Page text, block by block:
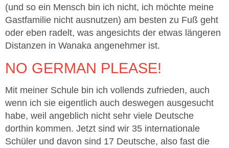
(und so ein Mensch bin ich nicht, ich möchte meine
Gastfamilie nicht ausnutzen) am besten zu Fuß geht
oder eben radelt, was angesichts der etwas längeren
Distanzen in Wanaka angenehmer ist.
NO GERMAN PLEASE!
Mit meiner Schule bin ich vollends zufrieden, auch
wenn ich sie eigentlich auch deswegen ausgesucht
habe, weil angeblich nicht sehr viele Deutsche
dorthin kommen. Jetzt sind wir 35 internationale
Schüler und davon sind 17 Deutsche, also fast die